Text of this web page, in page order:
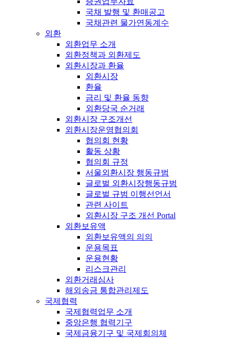
국채 발행 및 환매공고
국채관련 물가연동계수
외환
외환업무 소개
외환정책과 외환제도
외환시장과 환율
외환시장
환율
금리 및 환율 동향
외환당국 순거래
외환시장 구조개선
외환시장운영협의회
협의회 현황
활동 상황
협의회 규정
서울외환시장 행동규범
글로벌 외환시장행동규범
글로벌 규범 이행선언서
관련 사이트
외환시장 구조 개선 Portal
외환보유액
외환보유액의 의의
운용목표
운용현황
리스크관리
외환거래심사
해외송금 통합관리제도
국제협력
국제협력업무 소개
중앙은행 협력기구
국제금융기구 및 국제회의체